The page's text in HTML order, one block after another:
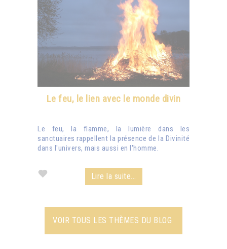
Le feu, le lien avec le monde divin
Le feu, la flamme, la lumière dans les
sanctuaires rappellent la présence de la Divinité
dans l'univers, mais aussi en l'homme.
Lire la suite...
VOIR TOUS LES THÈMES DU BLOG